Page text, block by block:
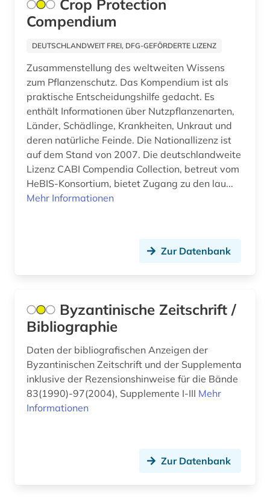
geschichte 1900 (1)
geschichte 1900- (1)
geschichte 1918 - 1989 (1)
geschichte 1933-1945 (2)
geschichte 1969-1990 (1)
geschichte 2000- (1)
geschichte 500-1500 (1)
geschlechterforschung (1)
geschmacksmuster (1)
gesundheitsökonomie (1)
gewerkschaft (1)
gottfried wilhelm leibniz (1)
Crop Protection
Compendium
DEUTSCHLANDWEIT FREI, DFG-GEFÖRDERTE LIZENZ
Zusammenstellung des weltweiten Wissens
zum Pflanzenschutz. Das Kompendium ist als
praktische Entscheidungshilfe gedacht. Es
enthält Informationen über Nutzpflanzenarten,
Länder, Schädlinge, Krankheiten, Unkraut und
deren natürliche Feinde. Die Nationallizenz ist
auf dem Stand von 2007. Die deutschlandweite
Lizenz CABI Compendia Collection, betreut vom
HeBIS-Konsortium, bietet Zugang zu den lau...
Mehr Informationen
Zur Datenbank
Byzantinische Zeitschrift /
Bibliographie
Daten der bibliografischen Anzeigen der
Byzantinischen Zeitschrift und der Supplementa
inklusive der Rezensionshinweise für die Bände
83(1990)-97(2004), Supplemente I-III Mehr
Informationen
Zur Datenbank